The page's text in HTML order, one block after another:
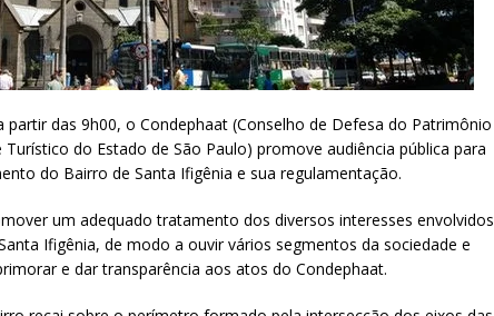
partir das 9h00, o Condephaat (Conselho de Defesa do Patrimônio
do Estado de São Paulo) promove audiência pública para
do Bairro de Santa Ifigênia e sua regulamentação.
um adequado tratamento dos diversos interesses envolvidos
Ifigênia, de modo a ouvir vários segmentos da sociedade e
e dar transparência aos atos do Condephaat.